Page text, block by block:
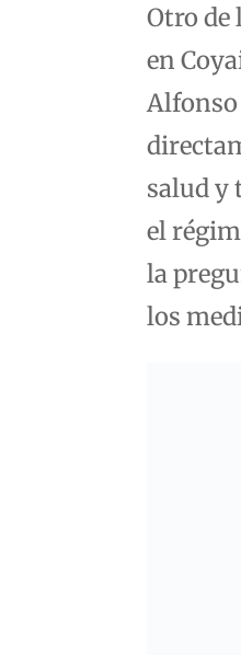
Otro de
en
Alfonso
salud y
el
la
los